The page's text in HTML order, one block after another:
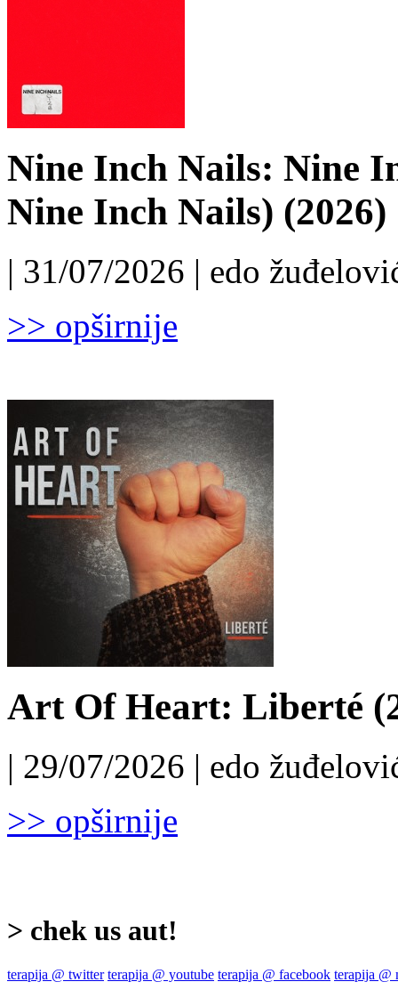
Nine Inch Nails: Nine
Nine Inch Nails) (2026)
| 31/07/2026 | edo
>> opširnije
Art Of Heart: Liberté
| 29/07/2026 | edo
>> opširnije
> chek us aut!
terapija @ twitter terapija @ youtube terapija @ facebook terapija @